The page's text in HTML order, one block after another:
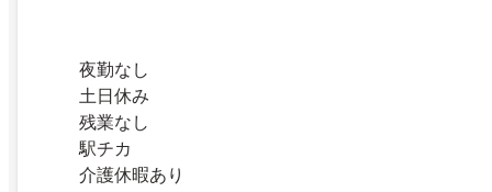
夜勤なし
土日休み
残業なし
駅チカ
介護休暇あり